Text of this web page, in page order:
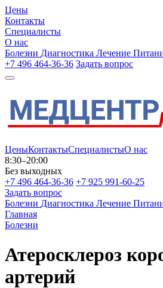
Цены
Контакты
Специалисты
О нас
Болезни Диагностика Лечение
+7 496 464-36-36 Задать вопрос
ЦеныКонтактыСпециалистыО нас
8:30–20:00
Без выходных
+7 496 464-36-36 +7 925 991-60-25
Задать вопрос
Болезни Диагностика Лечение
Главная
Болезни
Атеросклероз
артерий